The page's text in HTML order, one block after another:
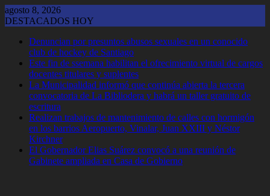
Saltar
al
agosto 8, 2026
DESTACADOS HOY
Denuncian por presuntos abusos sexuales en un conocido
club de hockey de Santiago
Este fin de ssemana habilitan el ofrecimiento virtual de cargos
docentes titulares y suplentes
La Municipalidad informó que continúa abierta la tercera
convocatoria de La Bibliodera y habrá un taller gratuito de
escritura
Realizan trabajos de mantenimiento de calles con hormigón
en los barrios Aeropuerto, Vinalar, Juan XXIII y Néstor
Kirchner
El Gobernador Elias Suárez convocó a una reunión de
Gabinete ampliada en Casa de Gobierno